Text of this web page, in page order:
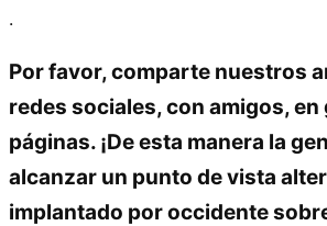
.
Por favor, comparte nuestros
redes sociales, con amigos, en
páginas. ¡De esta manera la
alcanzar un punto de vista
implantado por occidente